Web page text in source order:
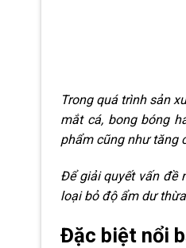
Trong quá trình sản
mắt cá, bong bóng
phẩm cũng như tăng
Để giải quyết vấn đề
loại bỏ độ ẩm dư
Đặc biệt nổi